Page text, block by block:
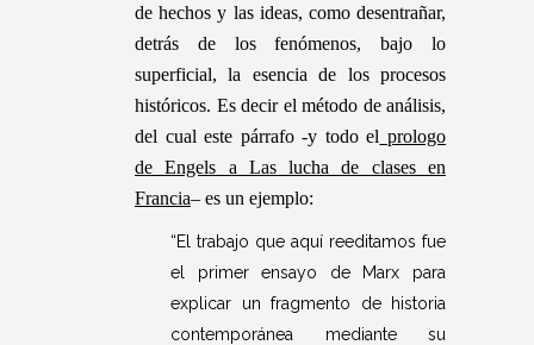
de hechos y las ideas, como desentrañar,
detrás de los fenómenos, bajo lo
superficial, la esencia de los procesos
históricos. Es decir el método de análisis,
del cual este párrafo -y todo el prologo
de Engels a Las lucha de clases en
Francia– es un ejemplo:
“El trabajo que aquí reeditamos fue
el primer ensayo de Marx para
explicar un fragmento de historia
contemporánea mediante su